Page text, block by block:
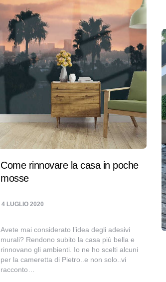
Come rinnovare la casa in poche
mosse
4 LUGLIO 2020
Avete mai considerato l’idea degli adesivi
murali? Rendono subito la casa più bella e
rinnovano gli ambienti. Io ne ho scelti alcuni
per la cameretta di Pietro..e non solo..vi
racconto…